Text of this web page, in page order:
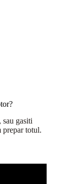
sau gasiti
prepar totul.